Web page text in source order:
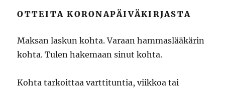
OTTEITA KORONAPÄIVÄKIRJASTA
Maksan laskun kohta. Varaan hammaslääkärin
kohta. Tulen hakemaan sinut kohta.
Kohta tarkoittaa varttituntia, viikkoa tai